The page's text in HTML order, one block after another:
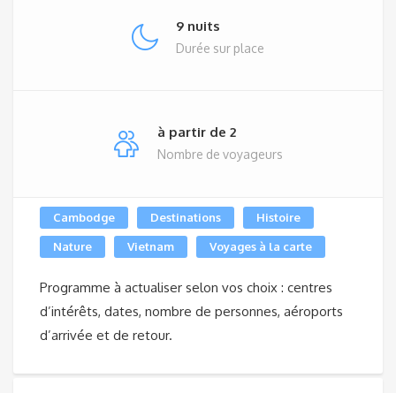
9 nuits
Durée sur place
à partir de 2
Nombre de voyageurs
Cambodge Destinations Histoire
Nature Vietnam Voyages à la carte
Programme à actualiser selon vos choix : centres
d’intérêts, dates, nombre de personnes, aéroports
d’arrivée et de retour.